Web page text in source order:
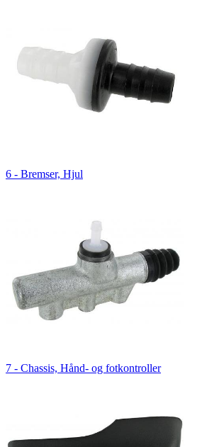
6 - Bremser, Hjul
7 - Chassis, Hånd- og fotkontroller